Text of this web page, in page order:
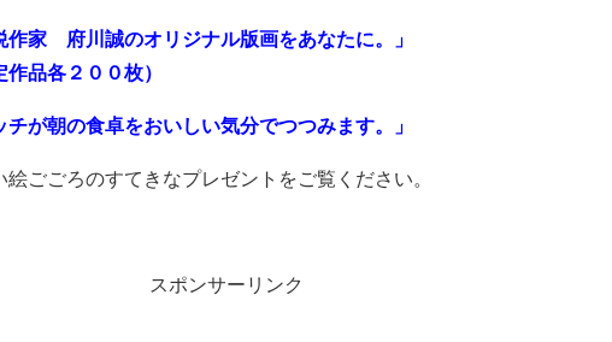
作家 府川誠のオリジナル版画をあなたに。」
作品各２００枚）
チが朝の食卓をおいしい気分でつつみます。」
ごごろのすてきなプレゼントをご覧ください。
スポンサーリンク